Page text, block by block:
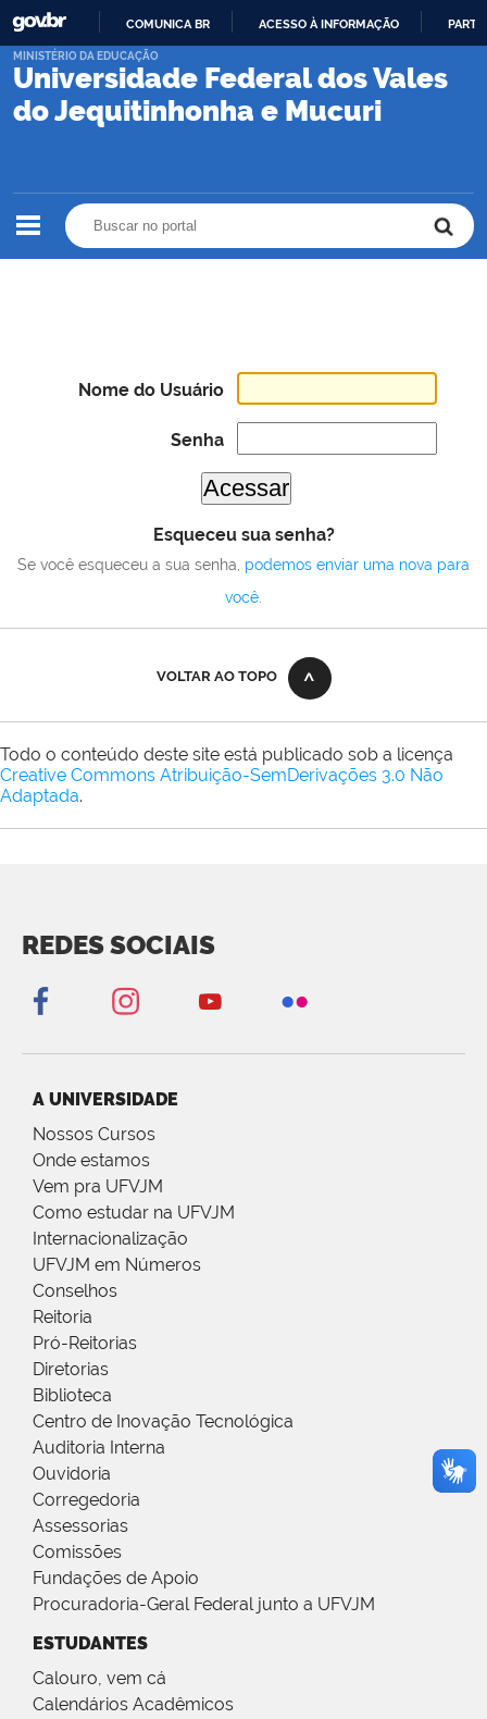
PARA
CONTEÚDO
COMUNICA BR ACESSO À INFORMAÇÃO
Universidade Federal dos Vales
do Jequitinhonha e Mucuri
MINISTÉRIO DA EDUCAÇÃO
Nome do Usuário
Senha
Esqueceu sua senha?
Se você esqueceu a sua senha, podemos enviar uma nova para
você
VOLTAR AO TOPO
Todo o conteúdo deste site está publicado sob a licença
Creative Commons Atribuição-SemDerivações 3.0 Não
Adaptada.
REDES SOCIAIS
A UNIVERSIDADE
Nossos Cursos
Onde estamos
Vem pra UFVJM
Como estudar na UFVJM
Internacionalização
UFVJM em Números
Conselhos
Reitoria
Pró-Reitorias
Diretorias
Biblioteca
Centro de Inovação Tecnológica
Auditoria Interna
Ouvidoria
Corregedoria
Assessorias
Comissões
Fundações de Apoio
Procuradoria-Geral Federal junto a UFVJM
ESTUDANTES
Calouro, vem cá
Calendários Acadêmicos